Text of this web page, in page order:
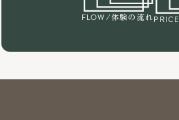
FLOW /体験の流れPRICE